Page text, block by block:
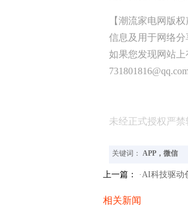
【潮流家电网版
信息及用于网络分
如果您发现网站
未经正式授权严禁
关键词： APP，微信
上一篇： ·AI科技驱动
相关新闻